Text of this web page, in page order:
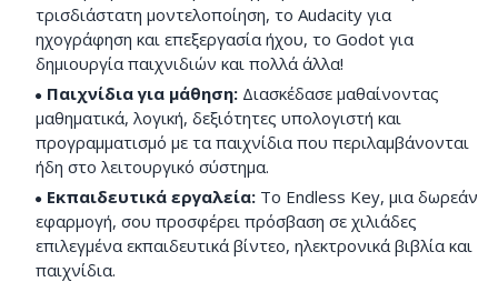
τρισδιάστατη μοντελοποίηση, το Audacity για
ηχογράφηση και επεξεργασία ήχου, το Godot για
δημιουργία παιχνιδιών και πολλά άλλα!
Παιχνίδια για μάθηση: Διασκέδασε μαθαίνοντας
μαθηματικά, λογική, δεξιότητες υπολογιστή και
προγραμματισμό με τα παιχνίδια που περιλαμβάνονται
ήδη στο λειτουργικό σύστημα.
Εκπαιδευτικά εργαλεία: Το Endless Key, μια δωρεάν
εφαρμογή, σου προσφέρει πρόσβαση σε χιλιάδες
επιλεγμένα εκπαιδευτικά βίντεο, ηλεκτρονικά βιβλία και
παιχνίδια.